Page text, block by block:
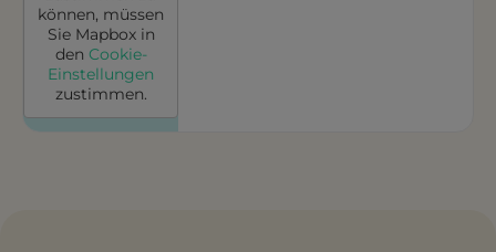
können, müssen
Sie Mapboxin
den Cookie-
Einstellungen
zustimmen.